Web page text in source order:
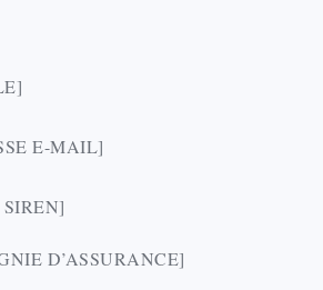
E-MAIL]
D’ASSURANCE]